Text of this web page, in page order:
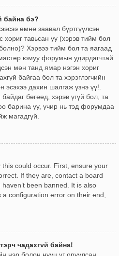
байна бэ?
өмнө заавал бүртгүүлсэн
тавьсан уу (хэрэв тийм бол
Хэрвээ тийм бол та яагаад
юмуу форумын удирдагчтай
мөн танд ямар нэгэн хориг
байгаа бол та хэрэглэгчийн
эсэхээ дахин шалгаж үзнэ үү!.
бөгөөд, хэрэв үгүй бол, та
барина уу, учир нь тэд форумдаа
магадгүй.
could occur. First, ensure your
If they are, contact a board
been banned. It is also
configuration error on their end,
чадахгvй байна!
нэр болон нууц үг оруулсан